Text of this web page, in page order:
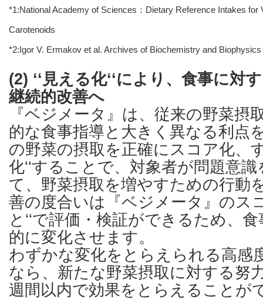
*1:National Academy of Sciences：Dietary Reference Intakes for
Carotenoids
*2:Igor V. Ermakov et al. Archives of Biochemistry and
(2) ‘‘見える化‘‘により、食事に対
継続的改善へ
『ベジメータ』は、従来の野菜摂
的な食事指導と大きく異なる利点
の野菜の摂取を正確にスコア化、
化‘‘することで、対象者が問題意
て、野菜摂取を増やすための行動
善の度合いは『ベジメータ』のス
と‘‘で評価・検証ができるため、
的に変化させます。
わずかな変化をとらえられる高感
なら、新たな野菜摂取に対する努
週間以内で効果をとらえることが